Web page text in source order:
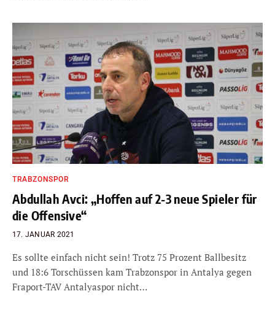
TRABZONSPOR
Abdullah Avci: „Hoffen auf 2-3 neue Spieler für
die Offensive“
17. JANUAR 2021
Es sollte einfach nicht sein! Trotz 75 Prozent Ballbesitz
und 18:6 Torschüssen kam Trabzonspor in Antalya gegen
Fraport-TAV Antalyaspor nicht…